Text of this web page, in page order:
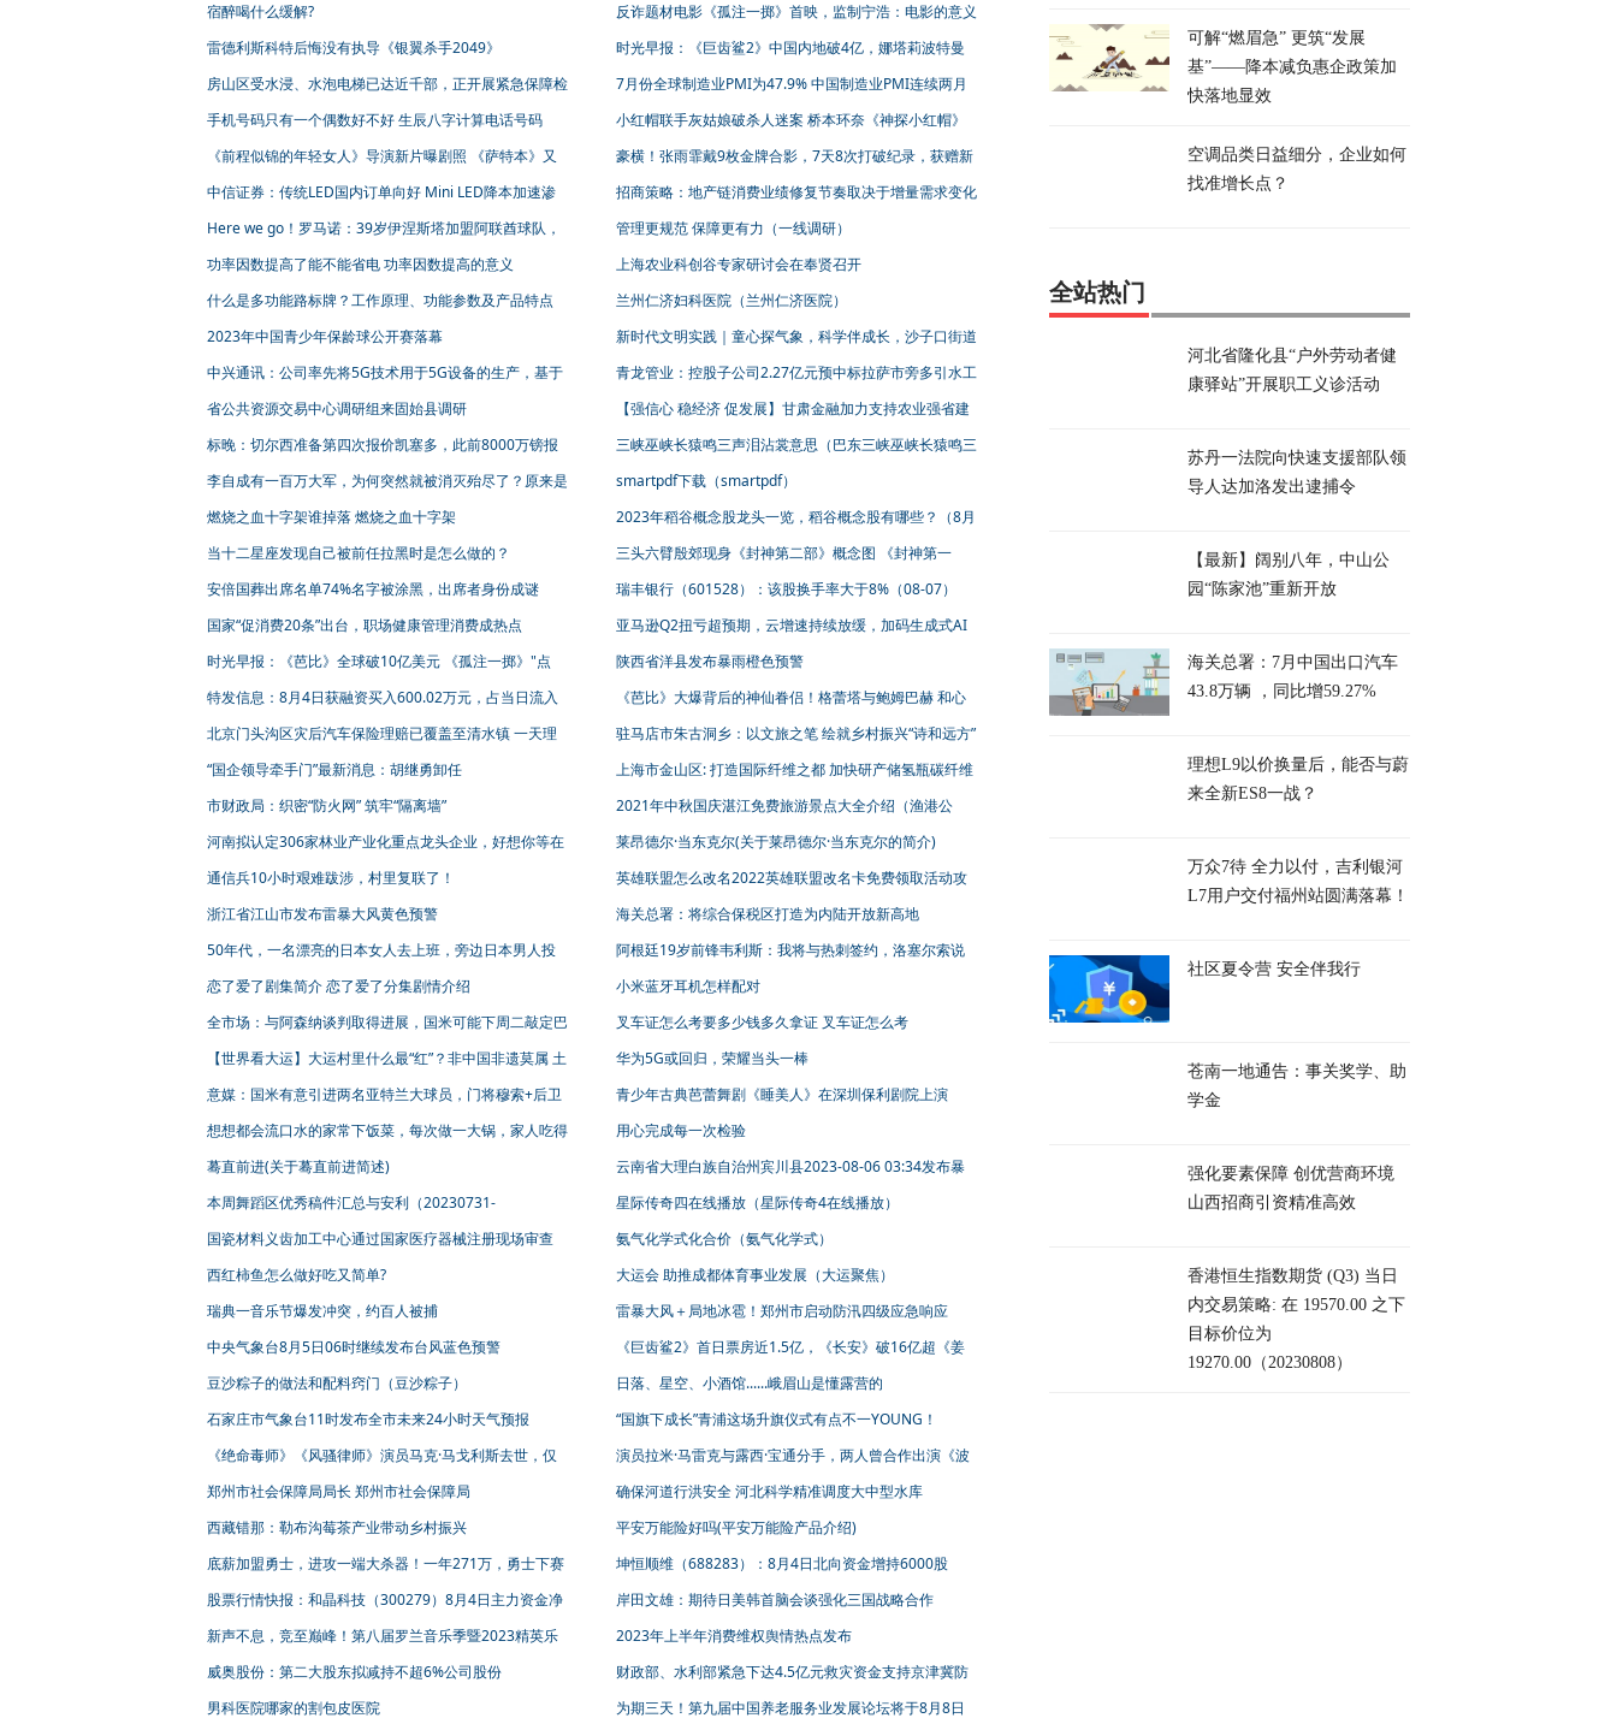
宿醉喝什么缓解?
反诈题材电影《孤注一掷》首映，监制宁浩：电影的意义
雷德利斯科特后悔没有执导《银翼杀手2049》
时光早报：《巨齿鲨2》中国内地破4亿，娜塔莉波特曼
房山区受水浸、水泡电梯已达近千部，正开展紧急保障检
7月份全球制造业PMI为47.9% 中国制造业PMI连续两月
手机号码只有一个偶数好不好 生辰八字计算电话号码
小红帽联手灰姑娘破杀人迷案 桥本环奈《神探小红帽》
《前程似锦的年轻女人》导演新片曝剧照 《萨特本》又
豪横！张雨霏戴9枚金牌合影，7天8次打破纪录，获赠新
中信证券：传统LED国内订单向好 Mini LED降本加速渗
招商策略：地产链消费业绩修复节奏取决于增量需求变化
Here we go！罗马诺：39岁伊涅斯塔加盟阿联酋球队，
管理更规范 保障更有力（一线调研）
功率因数提高了能不能省电 功率因数提高的意义
上海农业科创谷专家研讨会在奉贤召开
什么是多功能路标牌？工作原理、功能参数及产品特点
兰州仁济妇科医院（兰州仁济医院）
2023年中国青少年保龄球公开赛落幕
新时代文明实践｜童心探气象，科学伴成长，沙子口街道
中兴通讯：公司率先将5G技术用于5G设备的生产，基于
大类、110余项5G+工业融合创新应用
青龙管业：控股子公司2.27亿元预中标拉萨市旁多引水工
省公共资源交易中心调研组来固始县调研
【强信心 稳经济 促发展】甘肃金融加力支持农业强省建
标晚：切尔西准备第四次报价凯塞多，此前8000万镑报
三峡巫峡长猿鸣三声泪沾裳意思（巴东三峡巫峡长猿鸣三
李自成有一百万大军，为何突然就被消灭殆尽了？原来是
smartpdf下载（smartpdf）
燃烧之血十字架谁掉落 燃烧之血十字架
2023年稻谷概念股龙头一览，稻谷概念股有哪些？（8月
当十二星座发现自己被前任拉黑时是怎么做的？
三头六臂殷郊现身《封神第二部》概念图 《封神第一
安倍国葬出席名单74%名字被涂黑，出席者身份成谜
瑞丰银行（601528）：该股换手率大于8%（08-07）
国家“促消费20条”出台，职场健康管理消费成热点
亚马逊Q2扭亏超预期，云增速持续放缓，加码生成式AI
时光早报：《芭比》全球破10亿美元 《孤注一掷》"点
陕西省洋县发布暴雨橙色预警
特发信息：8月4日获融资买入600.02万元，占当日流入
《芭比》大爆背后的神仙眷侣！格蕾塔与鲍姆巴赫 和心
北京门头沟区灾后汽车保险理赔已覆盖至清水镇 一天理
驻马店市朱古洞乡：以文旅之笔 绘就乡村振兴“诗和远方”
“国企领导牵手门”最新消息：胡继勇卸任
上海市金山区: 打造国际纤维之都 加快研产储氢瓶碳纤维
市财政局：织密“防火网” 筑牢“隔离墙”
2021年中秋国庆湛江免费旅游景点大全介绍（渔港公
河南拟认定306家林业产业化重点龙头企业，好想你等在
莱昂德尔·当东克尔(关于莱昂德尔·当东克尔的简介)
通信兵10小时艰难跋涉，村里复联了！
英雄联盟怎么改名2022英雄联盟改名卡免费领取活动攻
浙江省江山市发布雷暴大风黄色预警
海关总署：将综合保税区打造为内陆开放新高地
50年代，一名漂亮的日本女人去上班，旁边日本男人投
阿根廷19岁前锋韦利斯：我将与热刺签约，洛塞尔索说
恋了爱了剧集简介 恋了爱了分集剧情介绍
小米蓝牙耳机怎样配对
全市场：与阿森纳谈判取得进展，国米可能下周二敲定巴
叉车证怎么考要多少钱多久拿证 叉车证怎么考
【世界看大运】大运村里什么最“红”？非中国非遗莫属 土
华为5G或回归，荣耀当头一棒
意媒：国米有意引进两名亚特兰大球员，门将穆索+后卫
青少年古典芭蕾舞剧《睡美人》在深圳保利剧院上演
想想都会流口水的家常下饭菜，每次做一大锅，家人吃得
用心完成每一次检验
蓦直前进(关于蓦直前进简述)
云南省大理白族自治州宾川县2023-08-06 03:34发布暴
本周舞蹈区优秀稿件汇总与安利（20230731-
星际传奇四在线播放（星际传奇4在线播放）
国瓷材料义齿加工中心通过国家医疗器械注册现场审查
氨气化学式化合价（氨气化学式）
西红柿鱼怎么做好吃又简单?
大运会 助推成都体育事业发展（大运聚焦）
瑞典一音乐节爆发冲突，约百人被捕
雷暴大风＋局地冰雹！郑州市启动防汛四级应急响应
中央气象台8月5日06时继续发布台风蓝色预警
《巨齿鲨2》首日票房近1.5亿，《长安》破16亿超《姜
豆沙粽子的做法和配料窍门（豆沙粽子）
日落、星空、小酒馆......峨眉山是懂露营的
石家庄市气象台11时发布全市未来24小时天气预报
“国旗下成长”青浦这场升旗仪式有点不一YOUNG！
《绝命毒师》《风骚律师》演员马克·马戈利斯去世，仅
演员拉米·马雷克与露西·宝通分手，两人曾合作出演《波
郑州市社会保障局局长 郑州市社会保障局
确保河道行洪安全 河北科学精准调度大中型水库
西藏错那：勒布沟莓茶产业带动乡村振兴
平安万能险好吗(平安万能险产品介绍)
底薪加盟勇士，进攻一端大杀器！一年271万，勇士下赛
坤恒顺维（688283）：8月4日北向资金增持6000股
股票行情快报：和晶科技（300279）8月4日主力资金净
岸田文雄：期待日美韩首脑会谈强化三国战略合作
新声不息，竞至巅峰！第八届罗兰音乐季暨2023精英乐
2023年上半年消费维权舆情热点发布
威奥股份：第二大股东拟减持不超6%公司股份
财政部、水利部紧急下达4.5亿元救灾资金支持京津冀防
男科医院哪家的割包皮医院
为期三天！第九届中国养老服务业发展论坛将于8月8日
可解“燃眉急” 更筑“发展
基”——降本减负惠企政策加
快落地显效
空调品类日益细分，企业如何
找准增长点？
全站热门
河北省隆化县“户外劳动者健
康驿站”开展职工义诊活动
苏丹一法院向快速支援部队领
导人达加洛发出逮捕令
【最新】阔别八年，中山公
园“陈家池”重新开放
海关总署：7月中国出口汽车
43.8万辆 ，同比增59.27%
理想L9以价换量后，能否与蔚
来全新ES8一战？
万众7待 全力以付，吉利银河
L7用户交付福州站圆满落幕！
社区夏令营 安全伴我行
苍南一地通告：事关奖学、助
学金
强化要素保障 创优营商环境
山西招商引资精准高效
香港恒生指数期货 (Q3) 当日
内交易策略: 在 19570.00 之下
目标价位为
19270.00（20230808）